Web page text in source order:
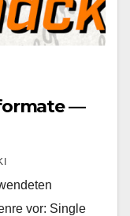
—
vor: Single